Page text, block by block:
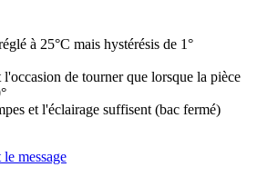
à 25°C mais hystérésis de 1°
de tourner que lorsque la pièce
et l'éclairage suffisent (bac fermé)
message